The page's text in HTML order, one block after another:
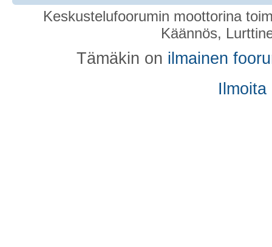
Keskustelufoorumin moottorina
Käännös,
Tämäkin on ilmainen